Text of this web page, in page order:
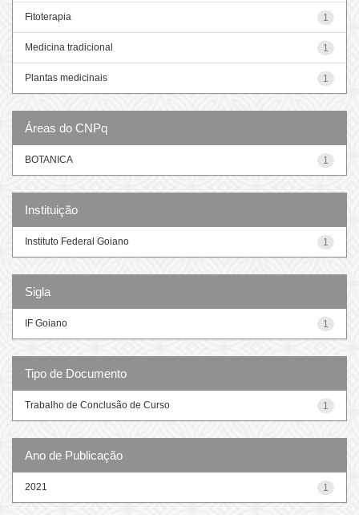
1
Fitoterapia
1
Medicina tradicional
1
Plantas medicinais
Áreas do CNPq
1
BOTANICA
Instituição
1
Instituto Federal Goiano
Sigla
1
IF Goiano
Tipo de Documento
1
Trabalho de Conclusão de Curso
Ano de Publicação
1
2021